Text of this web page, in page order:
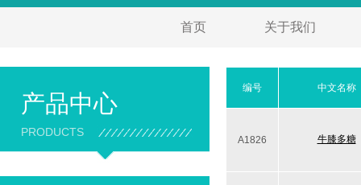
首页 关于我们
产品中心
PRODUCTS
编号 中文名称
A1826 牛膝多糖